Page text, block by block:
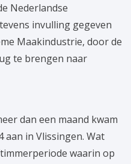
Nederlandse
invulling gegeven
Maakindustrie, door de
te brengen naar
dan een maand kwam
aan in Vlissingen. Wat
waarin op